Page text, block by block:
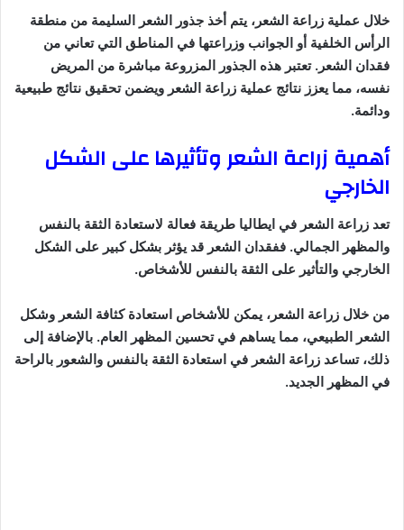
خلال عملية زراعة الشعر، يتم أخذ جذور الشعر السليمة من منطقة
الرأس الخلفية أو الجوانب وزراعتها في المناطق التي تعاني من
فقدان الشعر. تعتبر هذه الجذور المزروعة مباشرة من المريض
نفسه، مما يعزز نتائج عملية زراعة الشعر ويضمن تحقيق نتائج طبيعية
ودائمة.
أهمية زراعة الشعر وتأثيرها على الشكل
الخارجي
تعد زراعة الشعر في ايطاليا طريقة فعالة لاستعادة الثقة بالنفس
والمظهر الجمالي. ففقدان الشعر قد يؤثر بشكل كبير على الشكل
الخارجي والتأثير على الثقة بالنفس للأشخاص.
من خلال زراعة الشعر، يمكن للأشخاص استعادة كثافة الشعر وشكل
الشعر الطبيعي، مما يساهم في تحسين المظهر العام. بالإضافة إلى
ذلك، تساعد زراعة الشعر في استعادة الثقة بالنفس والشعور بالراحة
في المظهر الجديد.